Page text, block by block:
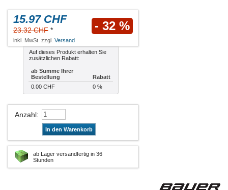
15.97 CHF
23.32 CHF * - 32 %
inkl. MwSt. zzgl. Versand
Auf dieses Produkt erhalten Sie
zusätzlichen Rabatt:
ab Summe Ihrer
Bestellung
Rabatt
0.00 CHF
0 %
Anzahl:
In den Warenkorb
ab Lager versandfertig in 36
Stunden